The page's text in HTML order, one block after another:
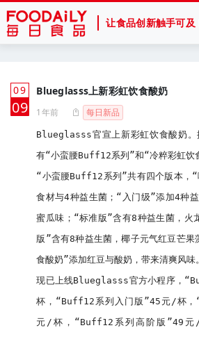
让食品创新触手可及
09
月
09
Blueglasss上新彩虹饮食酸奶
1年前 每日新品
Blueglasss官宣上新彩虹饮食酸奶。
有“小蛮腰Buff12系列”和“冷粹彩虹饮
“小蛮腰Buff12系列”共有四个版本，“
食材与4种益生菌；“入门级”添加4种
蜜瓜味；“标准版”含有8种益生菌，火
版”含有8种益生菌，椰子元气红豆芒
食酸奶”添加红豆与酸奶，带来清爽风味。
现已上线Blueglasss官方小程序，
杯，“Buff12系列入门版”45元/杯
元/杯，“Buff12系列高阶版”49元